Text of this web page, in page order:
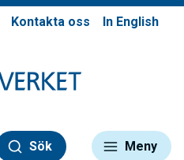
Kontakta oss In English
Sök Meny